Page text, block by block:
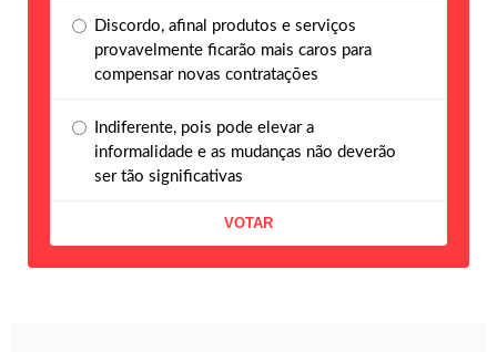
Discordo, afinal produtos e serviços
provavelmente ficarão mais caros para
compensar novas contratações
Indiferente, pois pode elevar a
informalidade e as mudanças não deverão
ser tão significativas